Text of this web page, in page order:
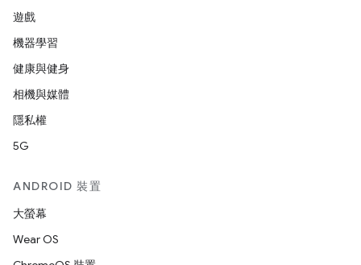
遊戲
機器學習
健康與健身
相機與媒體
隱私權
5G
ANDROID 裝置
大螢幕
Wear OS